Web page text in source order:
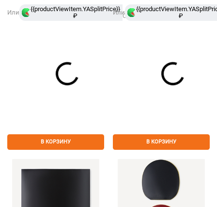
Или
{{productViewItem.YASplitPrice}}
₽
в
Сплит
В КОРЗИНУ
Или
₽
В КОРЗИНУ